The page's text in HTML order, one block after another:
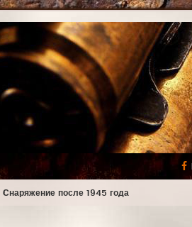
Снаряжение после 1945 года